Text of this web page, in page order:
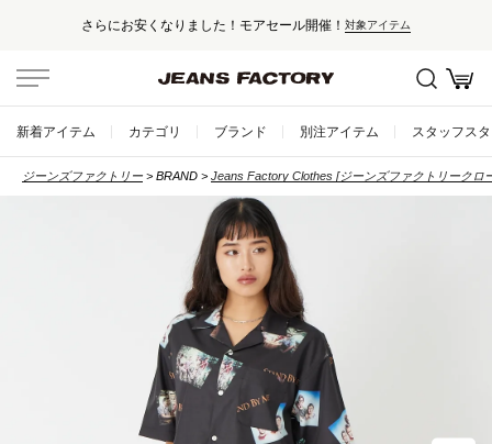
さらにお安くなりました！モアセール開催！ 対象アイテム
新着アイテム カテゴリ ブランド 別注アイテム スタッフス
ジーンズファクトリー BRAND Jeans Factory Clothes [ジーンズファクトリークロ